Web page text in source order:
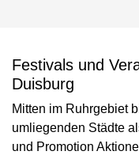
Festivals und
Duisburg
Mitten im Ruhrgebiet
umliegenden Städte
und Promotion